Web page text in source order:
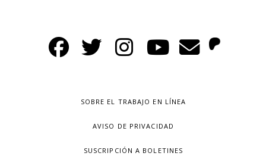
SOBRE EL TRABAJO EN LÍNEA
AVISO DE PRIVACIDAD
SUSCRIPCIÓN A BOLETINES